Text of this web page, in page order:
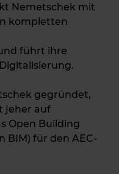
Nemetschek mit
kompletten
führt ihre
gegründet,
jeher auf
Open Building
BIM) für den AEC-